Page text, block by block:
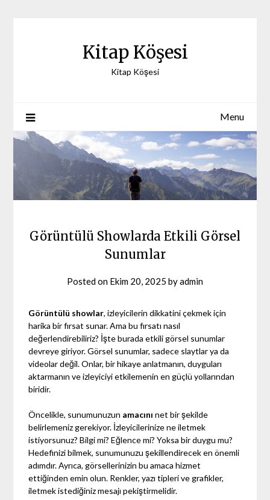
Kitap Köşesi
Kitap Köşesi
Menu
Görüntülü Showlarda Etkili Görsel
Sunumlar
Posted on Ekim 20, 2025 byadmin
Görüntülü showlar, izleyicilerin dikkatini çekmek için
harika bir fırsat sunar. Ama bu fırsatı nasıl
değerlendirebiliriz? İşte burada etkili görsel sunumlar
devreye giriyor. Görsel sunumlar, sadece slaytlar ya da
videolar değil. Onlar, bir hikaye anlatmanın, duyguları
aktarmanın ve izleyiciyi etkilemenin en güçlü yollarından
biridir.
Öncelikle, sunumunuzun amacını net bir şekilde
belirlemeniz gerekiyor. İzleyicilerinize ne iletmek
istiyorsunuz? Bilgi mi? Eğlence mi? Yoksa bir duygu mu?
Hedefinizi bilmek, sunumunuzu şekillendirecek en önemli
adımdır. Ayrıca, görsellerinizin bu amaca hizmet
ettiğinden emin olun. Renkler, yazı tipleri ve grafikler,
iletmek istediğiniz mesajı pekiştirmelidir.